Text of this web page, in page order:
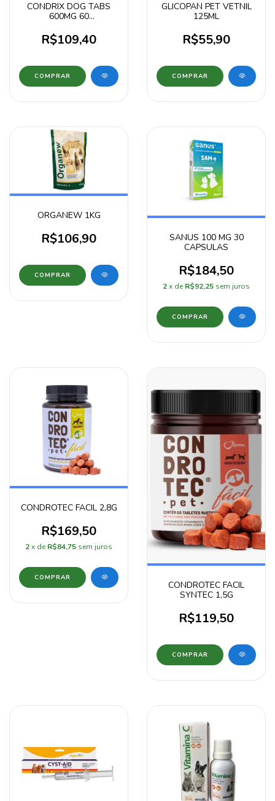
CONDRIX DOG TABS
600MG 60
R$109,40
GLICOPAN PET VETNIL
125ML
R$55,90
ORGANEW 1KG
R$106,90
SANUS 100 MG 30
CAPSULAS
R$184,50
2x de R$92,25 sem juros
CONDROTEC FACIL 2,8G
R$169,50
2x de R$84,75 sem juros
CONDROTEC FACIL
SYNTEC 1,5G
R$119,50